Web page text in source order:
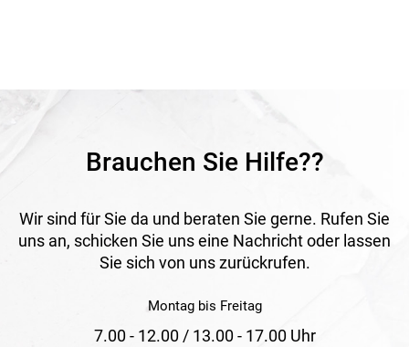
Brauchen Sie Hilfe??
Wir sind für Sie da und beraten Sie gerne. Rufen Sie
uns an, schicken Sie uns eine Nachricht oder lassen
Sie sich von uns zurückrufen.
Montag bis Freitag
7.00 - 12.00 / 13.00 - 17.00 Uhr